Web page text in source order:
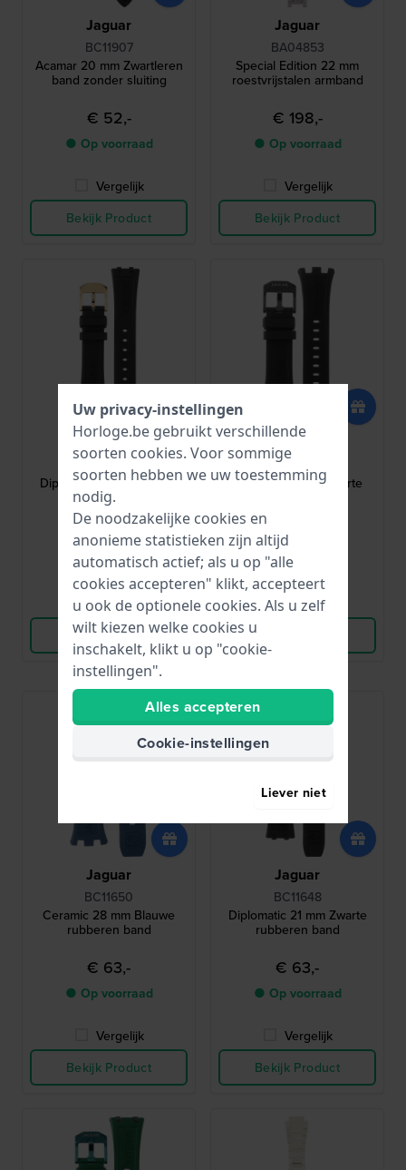
Jaguar
BC11907
Acamar 20 mm Zwartleren
band zonder sluiting
€ 52,-
● Op voorraad
Vergelijk
Bekijk Product
Jaguar
BA04853
Special Edition 22 mm
roestvrijstalen armband
€ 198,-
● Op voorraad
Vergelijk
Bekijk Product
Jaguar
BC11649
Diplomatic 21 mm Zwarte
rubberen band
€ 63,-
● Op voorraad
Vergelijk
Bekijk Product
Jaguar
BC11651
Ceramic 28 mm Zwarte
€ 63,-
● Op voorraad
Vergelijk
Bekijk Product
Jaguar
BC11650
Ceramic 28 mm Blauwe
rubberen band
€ 63,-
● Op voorraad
Vergelijk
Bekijk Product
Jaguar
BC11648
Diplomatic 21 mm Zwarte
rubberen band
€ 63,-
● Op voorraad
Vergelijk
Bekijk Product
Uw privacy-instellingen
Horloge.be gebruikt verschillende
soorten cookies. Voor sommige
soorten hebben we uw toestemming
nodig.
De noodzakelijke cookies en
anonieme statistieken zijn altijd
automatisch actief; als u op "alle
cookies accepteren" klikt, accepteert
u ook de optionele cookies. Als u zelf
wilt kiezen welke cookies u
inschakelt, klikt u op "cookie-
instellingen".
Alles accepteren
Cookie-instellingen
Liever niet